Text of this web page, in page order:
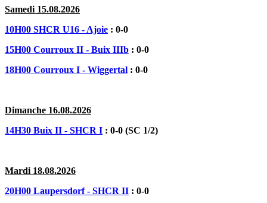
Samedi 15.08.2026
10H00 SHCR U16 - Ajoie : 0-0
15H00 Courroux II - Buix IIIb : 0-0
18H00 Courroux I - Wiggertal : 0-0
Dimanche 16.08.2026
14H30 Buix II - SHCR I : 0-0 (SC 1/2)
Mardi 18.08.2026
20H00 Laupersdorf - SHCR II : 0-0